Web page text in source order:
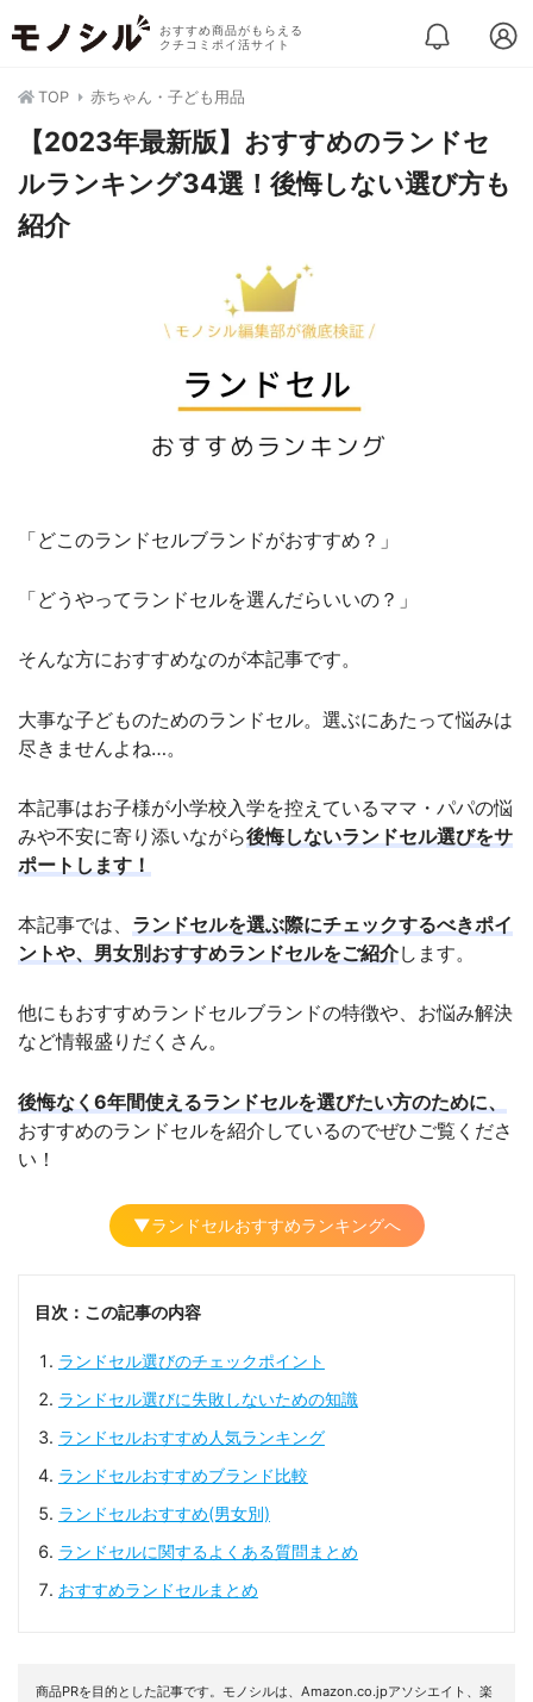
おすすめ商品がもらえる
クチコミポイ活サイト
TOP 赤ちゃん・子ども用品
【2023年最新版】おすすめのランドセ
ルランキング34選！後悔しない選び方も
紹介
「どこのランドセルブランドがおすすめ？」
「どうやってランドセルを選んだらいいの？」
そんな方におすすめなのが本記事です。
大事な子どものためのランドセル。選ぶにあたって悩みは
尽きませんよね…。
本記事はお子様が小学校入学を控えているママ・パパの悩
みや不安に寄り添いながら後悔しないランドセル選びをサ
ポートします！
本記事では、 ランドセルを選ぶ際にチェックするべきポイ
ントや、男女別おすすめランドセルをご紹介します。
他にもおすすめランドセルブランドの特徴や、お悩み解決
など情報盛りだくさん。
後悔なく6年間使えるランドセルを選びたい方のために、
おすすめのランドセルを紹介しているのでぜひご覧くださ
い！
▼ランドセルおすすめランキングへ
目次：この記事の内容
ランドセル選びのチェックポイント
ランドセル選びに失敗しないための知識
ランドセルおすすめ人気ランキング
ランドセルおすすめブランド比較
ランドセルおすすめ(男女別)
ランドセルに関するよくある質問まとめ
おすすめランドセルまとめ
商品PRを目的とした記事です。モノシルは、Amazon.co.jpアソシエイト、楽